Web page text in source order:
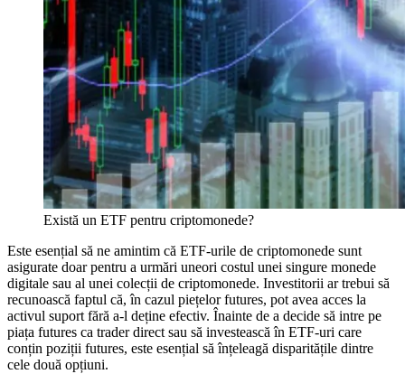
Există un ETF pentru criptomonede?
Este esențial să ne amintim că ETF-urile de criptomonede sunt
asigurate doar pentru a urmări uneori costul unei singure monede
digitale sau al unei colecții de criptomonede. Investitorii ar trebui să
recunoască faptul că, în cazul piețelor futures, pot avea acces la
activul suport fără a-l deține efectiv. Înainte de a decide să intre pe
piața futures ca trader direct sau să investească în ETF-uri care
conțin poziții futures, este esențial să înțeleagă disparitățile dintre
cele două opțiuni.